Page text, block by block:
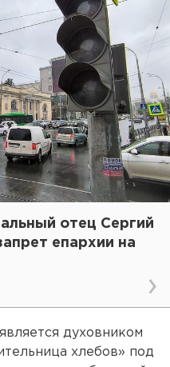
отец Сергий
епархии на
духовником
хлебов» под